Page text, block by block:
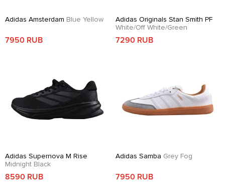
Adidas Amsterdam Blue Yellow
7950 RUB
Adidas Originals Stan Smith PF
White/Off White/Green
7290 RUB
Adidas Supernova M Rise
Midnight Black
8590 RUB
Adidas Samba Grey Fog
7950 RUB